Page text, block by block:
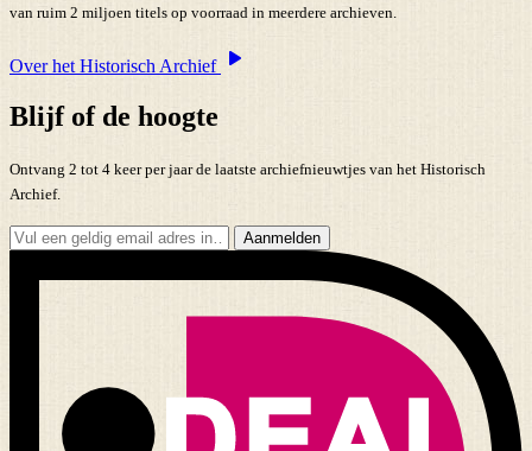
van ruim 2 miljoen titels op voorraad in meerdere archieven.
Over het Historisch Archief
Blijf of de hoogte
Ontvang 2 tot 4 keer per jaar de laatste archiefnieuwtjes van het Historisch
Archief.
Aanmelden